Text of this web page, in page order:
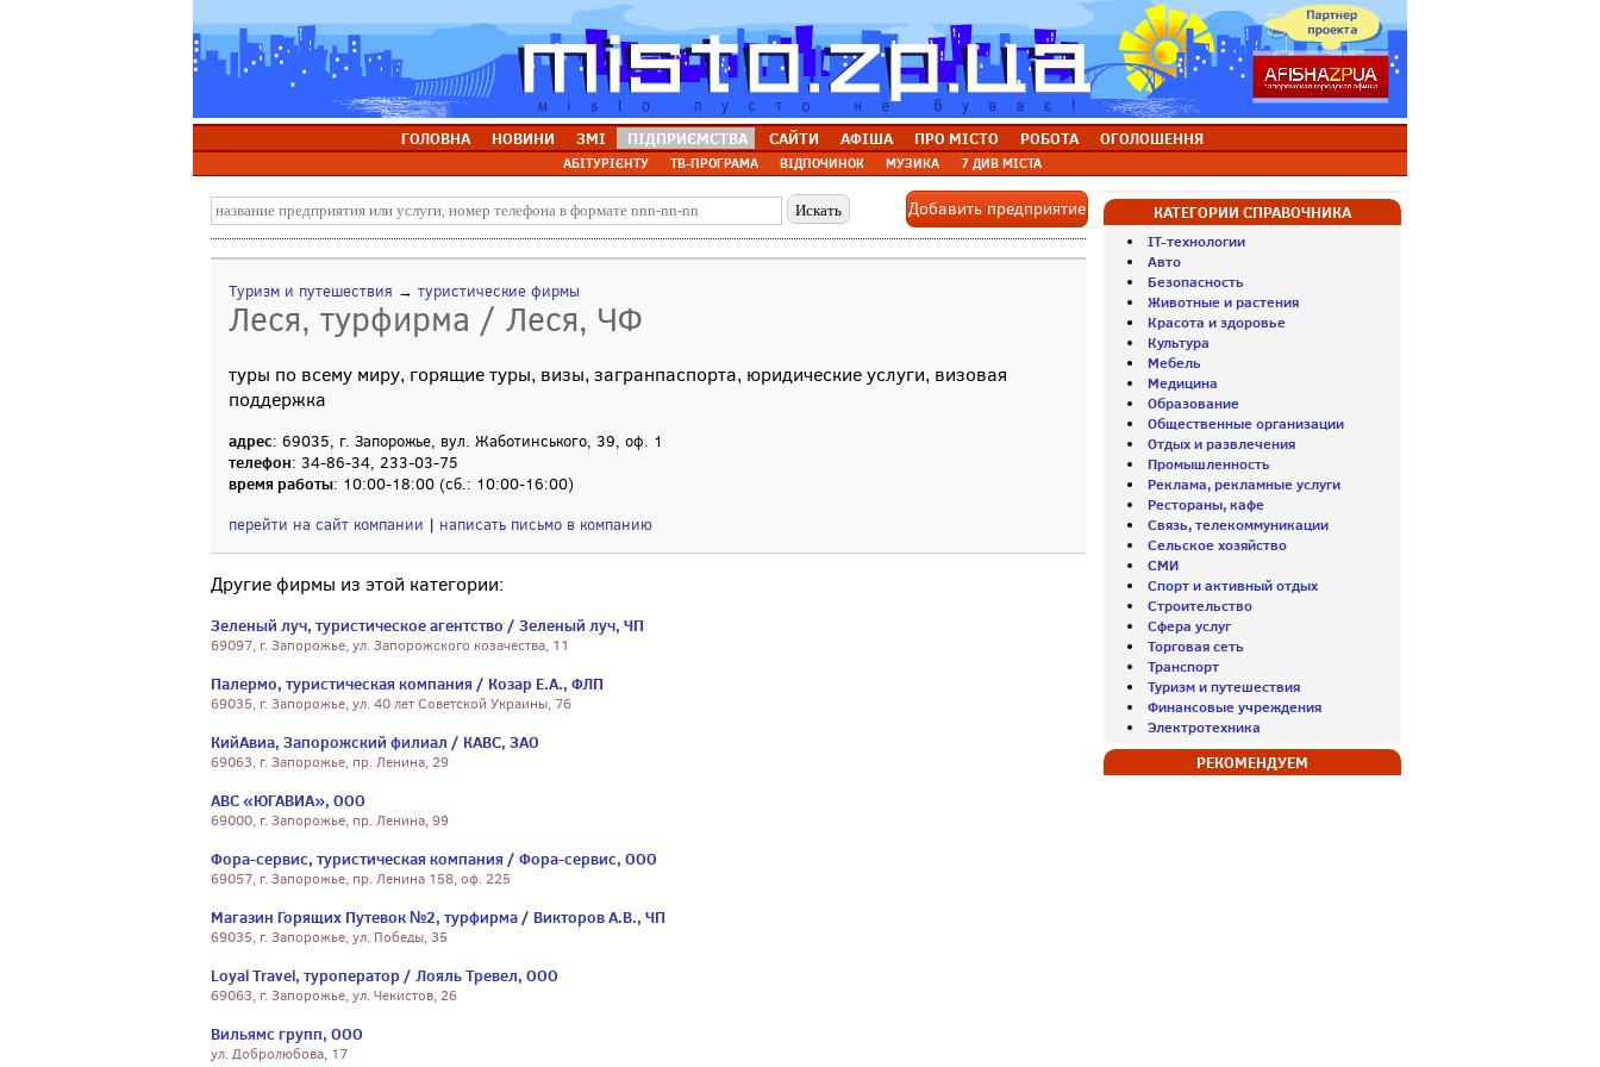
ГОЛОВНА НОВИНИ ЗМІ ПІДПРИЄМСТВА САЙТИ АФІША ПРО МІСТО РОБОТА ОГОЛОШЕННЯ
АБІТУРІЄНТУ ТВ-ПРОГРАМА ВІДПОЧИНОК МУЗИКА 7 ДИВ МІСТА
Добавить предприятие
Туризм и путешествия → туристические фирмы
Леся, турфирма / Леся, ЧФ
туры по всему миру, горящие туры, визы, загранпаспорта, юридические услуги, визовая
поддержка
адрес: 69035, г. Запорожье, вул. Жаботинського, 39, оф. 1
телефон: 34-86-34, 233-03-75
время работы: 10:00-18:00 (сб.: 10:00-16:00)
перейти на сайт компании | написать письмо в компанию
Другие фирмы из этой категории:
Зеленый луч, туристическое агентство / Зеленый луч, ЧП
69097, г. Запорожье, ул. Запорожского козачества, 11
Палермо, туристическая компания / Козар Е.А., ФЛП
69035, г. Запорожье, ул. 40 лет Советской Украины, 76
КийАвиа, Запорожский филиал / КАВС, ЗАО
69063, г. Запорожье, пр. Ленина, 29
АВС «ЮГАВИА», ООО
69000, г. Запорожье, пр. Ленина, 99
Фора-сервис, туристическая компания / Фора-сервис, ООО
69057, г. Запорожье, пр. Ленина 158, оф. 225
Магазин Горящих Путевок №2, турфирма / Викторов А.В., ЧП
69035, г. Запорожье, ул. Победы, 35
Loyal Travel, туроператор / Лояль Тревел, ООО
69063, г. Запорожье, ул. Чекистов, 26
Вильямс групп, ООО
ул. Добролюбова, 17
КАТЕГОРИИ СПРАВОЧНИКА
IT-технологии
Авто
Безопасность
Животные и растения
Красота и здоровье
Культура
Мебель
Медицина
Образование
Общественные организации
Отдых и развлечения
Промышленность
Реклама, рекламные услуги
Рестораны, кафе
Связь, телекоммуникации
Сельское хозяйство
СМИ
Спорт и активный отдых
Строительство
Сфера услуг
Торговая сеть
Транспорт
Туризм и путешествия
Финансовые учреждения
Электротехника
РЕКОМЕНДУЕМ